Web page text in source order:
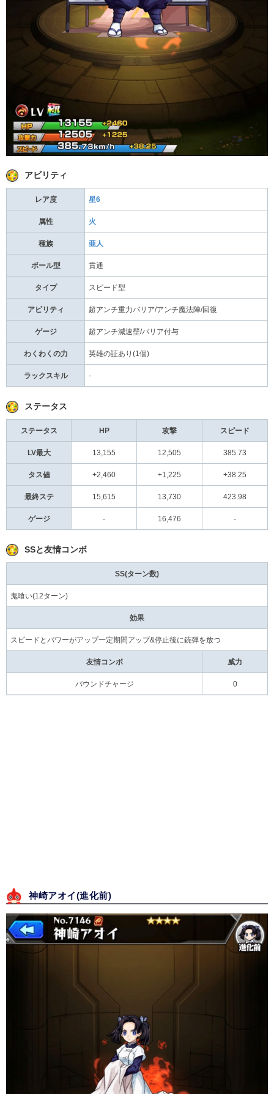
アビリティ
レア度 星6
属性 火
種族 亜人
ボール型 貫通
タイプ スピード型
アビリティ 超アンチ重力バリア/アンチ魔法陣/回復
ゲージ 超アンチ減速壁/バリア付与
わくわくの力 英雄の証あり(1個)
ラックスキル -
ステータス
ステータス HP 攻撃 スピード
LV最大 13,155 12,505 385.73
タス値 +2,460 +1,225 +38.25
最終ステ 15,615 13,730 423.98
ゲージ - 16,476 -
SSと友情コンボ
SS(ターン数)
鬼喰い(12ターン)
効果
スピードとパワーがアップ一定期間アップ&停止後に銃弾を放つ
友情コンボ 威力
バウンドチャージ 0
神崎アオイ(進化前)